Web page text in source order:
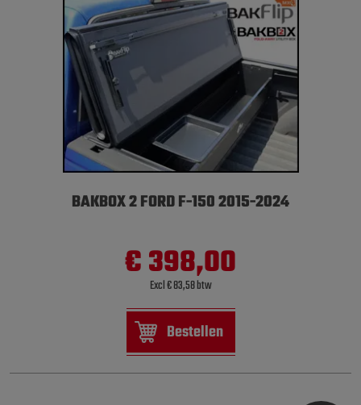
BAKBOX 2 FORD F-150 2015-2024
€ 398,00
Excl € 83,58 btw
Bestellen